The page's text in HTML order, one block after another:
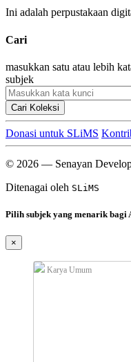
Ini adalah perpustakaan
Cari
masukkan satu atau lebih
subjek
Cari Koleksi
Donasi untuk SLiMS
© 2026 — Senayan
Ditenagai oleh SLiMS
Pilih subjek yang menarik bagi
×
Karya Umum